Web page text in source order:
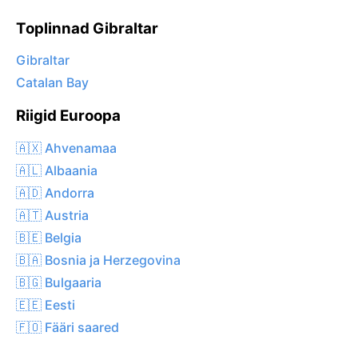
Toplinnad Gibraltar
Gibraltar
Catalan Bay
Riigid Euroopa
🇦🇽 Ahvenamaa
🇦🇱 Albaania
🇦🇩 Andorra
🇦🇹 Austria
🇧🇪 Belgia
🇧🇦 Bosnia ja Herzegovina
🇧🇬 Bulgaaria
🇪🇪 Eesti
🇫🇴 Fääri saared